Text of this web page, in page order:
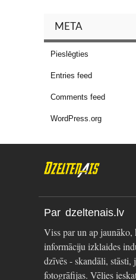
META
Pieslēgties
Entries feed
Comments feed
WordPress.org
Par dzeltenais.lv
Viss par un ap
informāciju izklaides
dzīvēs - skandāli,
fotogrāfijas. Vēlies